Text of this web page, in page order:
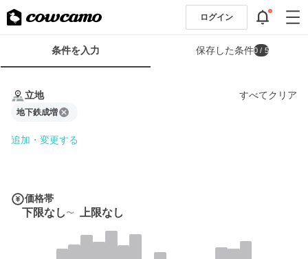
ログイン
条
条件を入力 保存した条件0 / 5
立地 すべてクリア
地下鉄成増
追加・変更する
価格帯
下限なし 上限なし